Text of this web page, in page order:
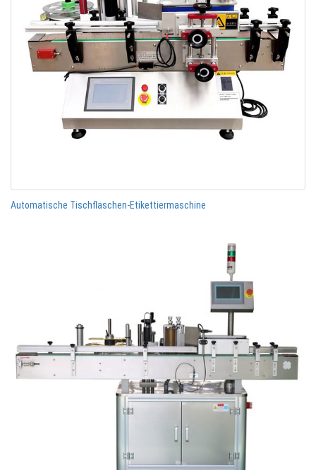
Automatische Tischflaschen-Etikettiermaschine